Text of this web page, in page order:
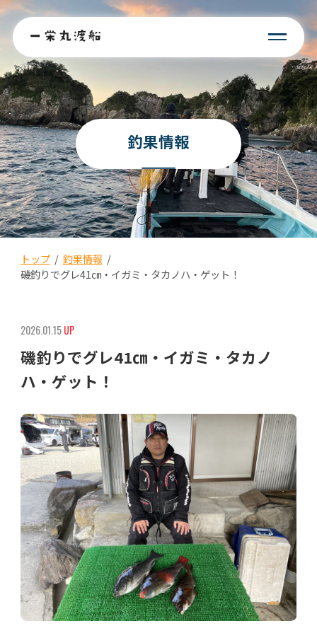
釣果情報
トップ/ 釣果情報 /
磯釣りでグレ41㎝・イガミ・タカノハ・ゲット！
2026.01.15UP
磯釣りでグレ41㎝・イガミ・タカノ
ハ・ゲット！